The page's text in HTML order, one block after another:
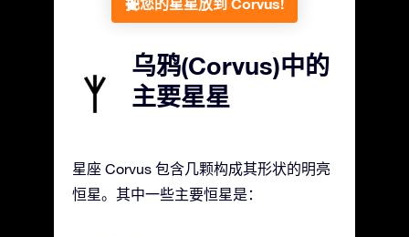
把您的星星放到 Corvus!
乌鸦(Corvus)中的
主要星星
星座 Corvus 包含几颗构成其形状的明亮
恒星。其中一些主要恒星是：